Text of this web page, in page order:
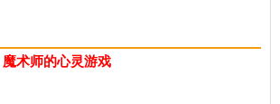
魔术师的心灵游戏